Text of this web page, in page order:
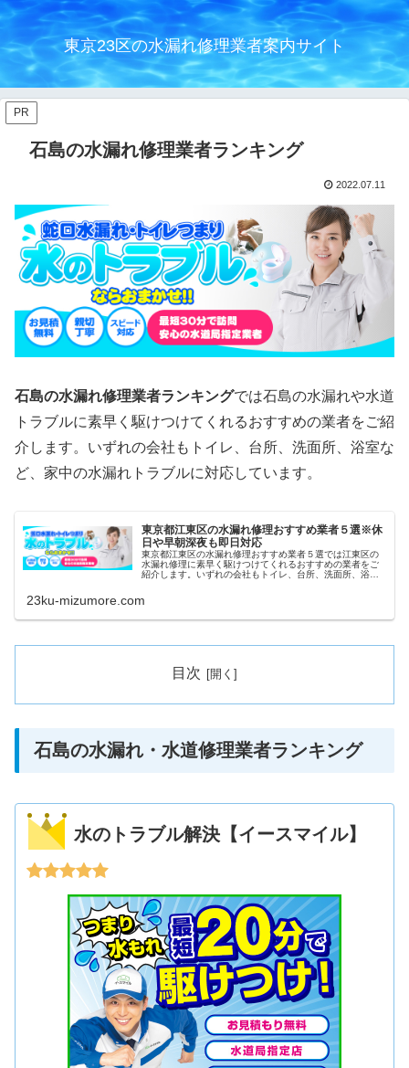
東京23区の水漏れ修理業者案内サイト
PR
石島の水漏れ修理業者ランキング
2022.07.11
石島の水漏れ修理業者ランキングでは石島の水漏れや水道
トラブルに素早く駆けつけてくれるおすすめの業者をご紹
介します。いずれの会社もトイレ、台所、洗面所、浴室な
ど、家中の水漏れトラブルに対応しています。
東京都江東区の水漏れ修理おすすめ業者５選※休
日や早朝深夜も即日対応
東京都江東区の水漏れ修理おすすめ業者５選では江東区の
水漏れ修理に素早く駆けつけてくれるおすすめの業者をご
紹介します。いずれの会社もトイレ、台所、洗面所、浴室
23ku-mizumore.com
目次
石島の水漏れ・水道修理業者ランキング
水のトラブル解決【イースマイル】